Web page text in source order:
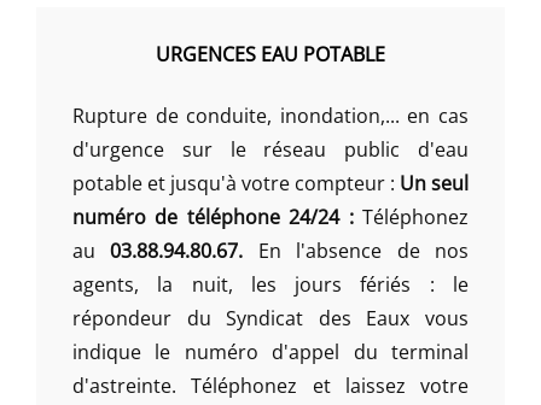
URGENCES EAU POTABLE
Rupture de conduite, inondation,... en cas
d'urgence sur le réseau public d'eau
potable et jusqu'à votre compteur : Un seul
numéro de téléphone 24/24 :Téléphonez
au03.88.94.80.67. En l'absence de nos
agents, la nuit, les jours fériés : le
répondeur du Syndicat des Eaux vous
indique le numéro d'appel du terminal
d'astreinte. Téléphonez et laissez votre